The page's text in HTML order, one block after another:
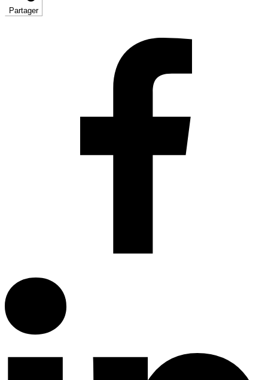
Partager